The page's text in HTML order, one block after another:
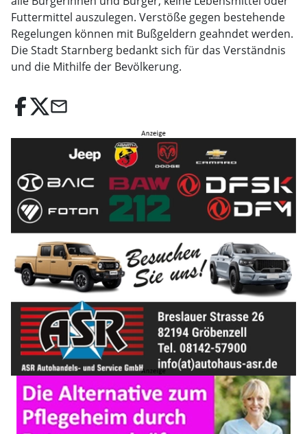
Futtermittel auszulegen. Verstöße gegen bestehende
Regelungen können mit Bußgeldern geahndet werden.
Die Stadt Starnberg bedankt sich für das Verständnis
und die Mithilfe der Bevölkerung.
email